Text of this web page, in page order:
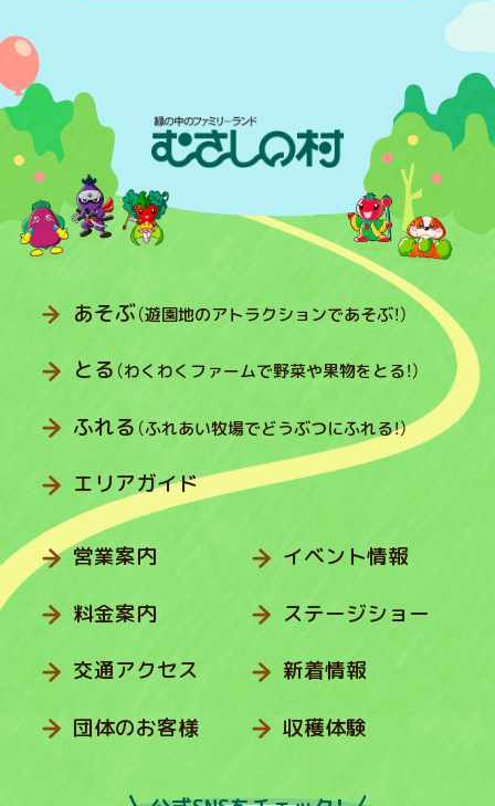
あそぶ（遊園地のアトラクションであそぶ！）
とる （わくわくファームで野菜や果物をとる！）
ふれる （ふれあい牧場でどうぶつにふれる！）
エリアガイド
営業案内
料金案内
交通アクセス
団体のお客様
イベント情報
ステージショー
新着情報
収穫体験